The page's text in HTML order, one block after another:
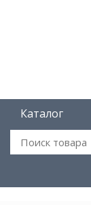
Каталог